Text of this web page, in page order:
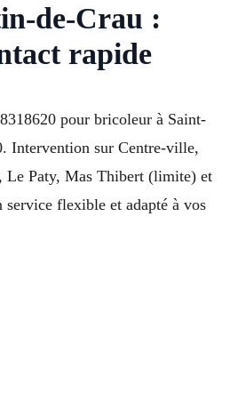
de-Crau :
rapide
pour bricoleur à Saint-
Intervention sur Centre-ville,
Le Paty, Mas Thibert (limite) et
service flexible et adapté à vos